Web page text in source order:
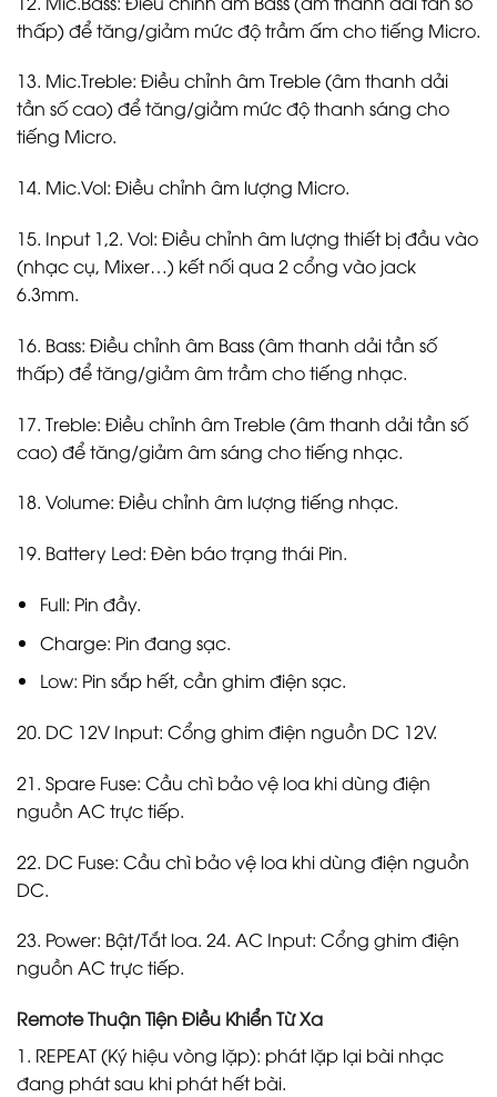
thấp) để tăng/giảm mức độ trầm ấm cho tiếng Micro.
13. Mic.Treble: Điều chỉnh âm Treble (âm thanh dải
tần số cao) để tăng/giảm mức độ thanh sáng cho
tiếng Micro.
14. Mic.Vol: Điều chỉnh âm lượng Micro.
15. Input 1,2. Vol: Điều chỉnh âm lượng thiết bị đầu vào
(nhạc cụ, Mixer…) kết nối qua 2 cổng vào jack
6.3mm.
16. Bass: Điều chỉnh âm Bass (âm thanh dải tần số
thấp) để tăng/giảm âm trầm cho tiếng nhạc.
17. Treble: Điều chỉnh âm Treble (âm thanh dải tần số
cao) để tăng/giảm âm sáng cho tiếng nhạc.
18. Volume: Điều chỉnh âm lượng tiếng nhạc.
19. Battery Led: Đèn báo trạng thái Pin.
Full: Pin đầy.
Charge: Pin đang sạc.
Low: Pin sắp hết, cần ghim điện sạc.
20. DC 12V Input: Cổng ghim điện nguồn DC 12V.
21. Spare Fuse: Cầu chì bảo vệ loa khi dùng điện
nguồn AC trực tiếp.
22. DC Fuse: Cầu chì bảo vệ loa khi dùng điện nguồn
DC.
23. Power: Bật/Tắt loa. 24. AC Input: Cổng ghim điện
nguồn AC trực tiếp.
Remote Thuận Tiện Điều Khiển Từ Xa
1. REPEAT (Ký hiệu vòng lặp): phát lặp lại bài nhạc
đang phát sau khi phát hết bài.